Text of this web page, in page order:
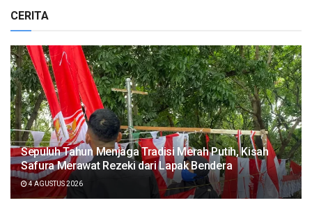
CERITA
Sepuluh Tahun Menjaga Tradisi Merah Putih, Kisah
Safura Merawat Rezeki dari Lapak Bendera
4 AGUSTUS 2026